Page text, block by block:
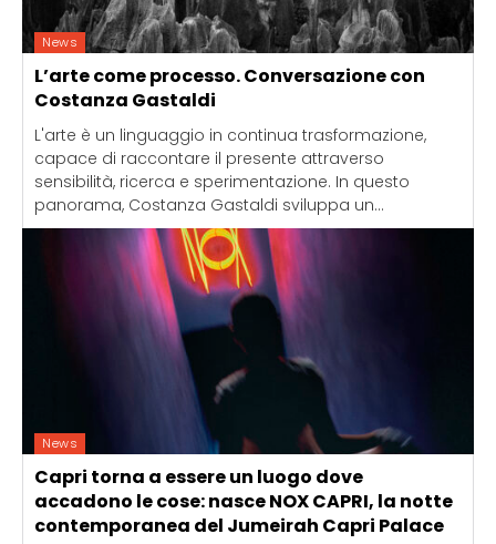
News
L’arte come processo. Conversazione con
Costanza Gastaldi
L'arte è un linguaggio in continua trasformazione,
capace di raccontare il presente attraverso
sensibilità, ricerca e sperimentazione. In questo
panorama, Costanza Gastaldi sviluppa un...
News
Capri torna a essere un luogo dove
accadono le cose: nasce NOX CAPRI, la notte
contemporanea del Jumeirah Capri Palace